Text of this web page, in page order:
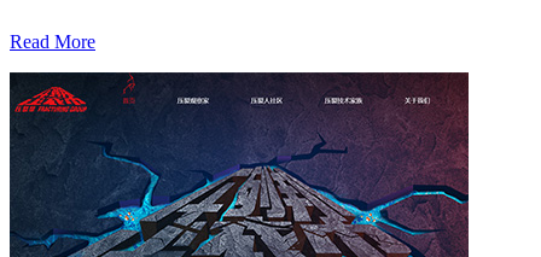
Read More